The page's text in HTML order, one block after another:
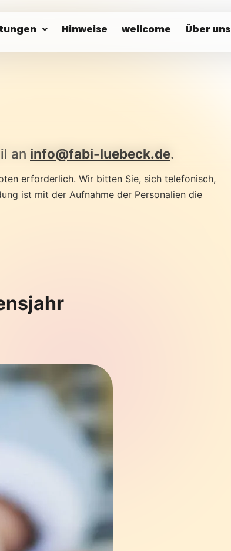
Hinweise wellcome Über uns
an info@fabi-luebeck.de.
erforderlich. Wir bitten Sie, sich telefonisch,
ist mit der Aufnahme der Personalien die